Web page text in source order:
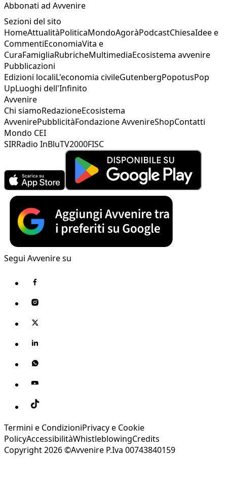
Abbonati ad Avvenire
Sezioni del sito
HomeAttualitàPoliticaMondoAgoràPodcastChiesaIdee e
CommentiEconomiaVita e
CuraFamigliaRubricheMultimediaEcosistema avvenire
Pubblicazioni
Edizioni localiL'economia civileGutenbergPopotusPop
UpLuoghi dell'Infinito
Avvenire
Chi siamoRedazioneEcosistema
AvvenirePubblicitàFondazione AvvenireShopContatti
Mondo CEI
SIRRadio InBluTV2000FISC
Segui Avvenire su
Termini e CondizioniPrivacy e Cookie
PolicyAccessibilitàWhistleblowingCredits
Copyright 2026 ©Avvenire P.Iva 00743840159